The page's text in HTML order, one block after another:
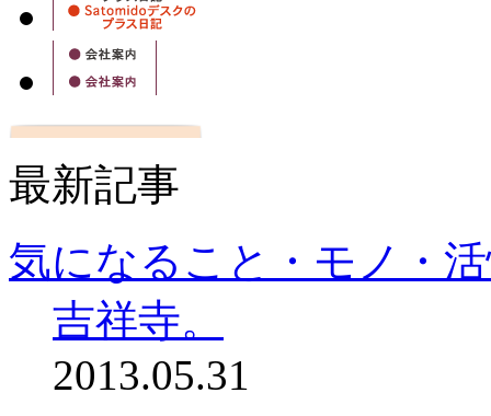
最新記事
気になること・モノ・
吉祥寺。
2013.05.31